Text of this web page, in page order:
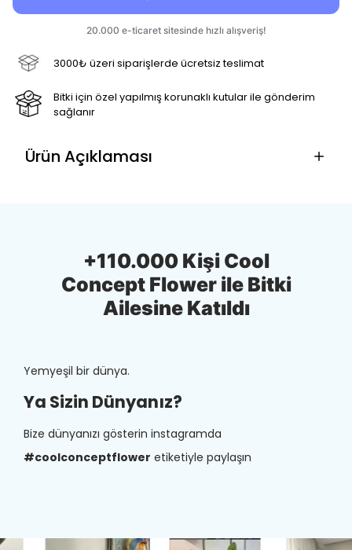
3000₺ üzeri siparişlerde ücretsiz teslimat
Bitki için özel yapılmış korunaklı kutular ile gönderim
sağlanır
Ürün Açıklaması
+110.000 Kişi Cool
Concept Flower ile Bitki
Ailesine Katıldı
Yemyeşil bir dünya.
Ya Sizin Dünyanız?
Bize dünyanızı gösterin instagramda
#coolconceptflower etiketiyle paylaşın